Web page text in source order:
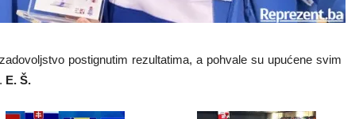
postignutim rezultatima, a pohvale su upućene svim
E. Š.